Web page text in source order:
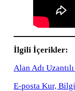
İlgili İçerikler:
Alan Adı
E-posta Kur,